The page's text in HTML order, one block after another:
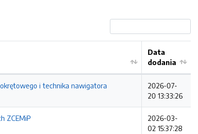
Data
dodania
i technika nawigatora
2026-07-
20 13:33:26
ZCEMiP
2026-03-
02 15:37:28